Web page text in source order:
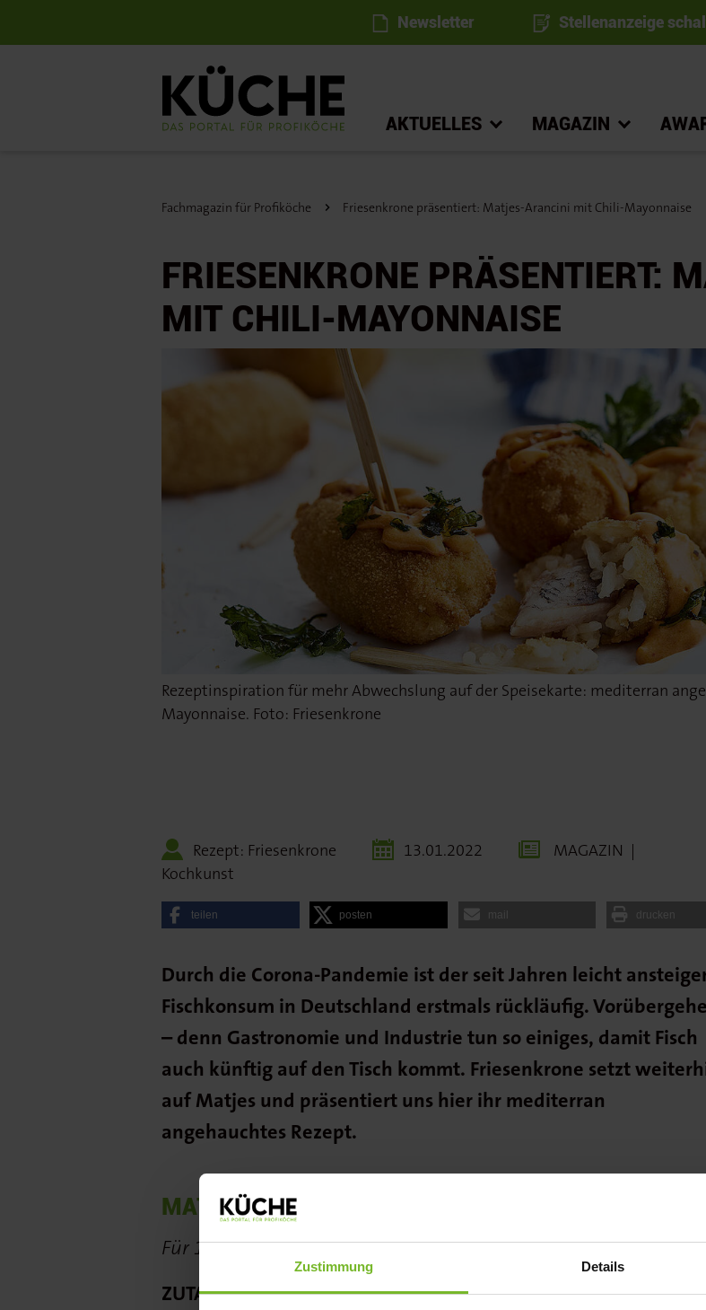
Zustimmung Details
Newsletter Stellenanzeige
AKTUELLES MAGAZIN
Fachmagazin für Profiköche Friesenkrone präsentiert: Matjes-Arancini mit Chili-Mayonnaise
FRIESENKRONE PRÄSENTIERT:
MIT CHILI-MAYONNAISE
Rezeptinspiration für mehr Abwechslung auf der Speisekarte: mediterran
Mayonnaise. Foto: Friesenkrone
Rezept: Friesenkrone 13.01.2022 MAGAZIN |
Kochkunst
teilen posten mail drucken
Durch die Corona-Pandemie ist der seit Jahren leicht
Fischkonsum in Deutschland erstmals rückläufig.
– denn Gastronomie und Industrie tun so einiges, damit Fisch
auch künftig auf den Tisch kommt. Friesenkrone setzt
auf Matjes und präsentiert uns hier ihr mediterran
angehauchtes Rezept.
MATJES-ARANCINI MIT CHILI-MAYONNAISE
Für 10 Portionen
ZUTATEN